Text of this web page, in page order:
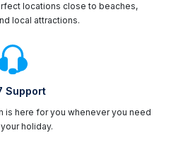
Bunun yanında
arasında yer alan,
geçireceği eğlence
de bulunmaktadır.
hayali kuranların ilk
Fethiye, kiralık villa
en uygun olanını seçerek
locations close to beaches,
local attractions.
Support
is here for you whenever you need
holiday.